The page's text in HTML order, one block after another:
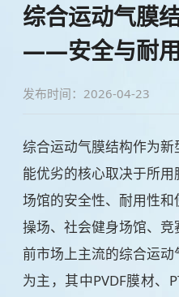
综合运动气膜
——安全与耐
发布时间：2026-04-23
综合运动气膜结构作为
能优劣的核心取决于所
场馆的安全性、耐用性
操场、社会健身场馆、
前市场上主流的综合运
为主，其中PVDF膜材、